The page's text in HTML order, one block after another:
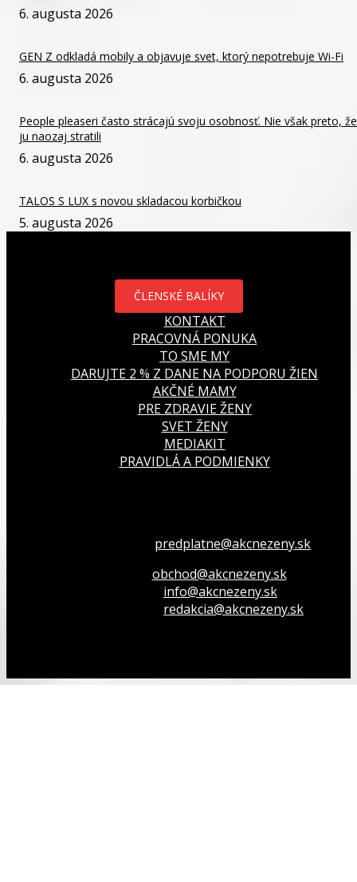
6. augusta 2026
GEN Z odkladá mobily a objavuje svet, ktorý nepotrebuje Wi-Fi
6. augusta 2026
People pleaseri často strácajú svoju osobnosť. Nie však preto,
ju naozaj stratili
6. augusta 2026
TALOS S LUX s novou skladacou korbičkou
5. augusta 2026
ČLENSKÉ BALÍKY
KONTAKT
PRACOVNÁ PONUKA
TO SME MY
DARUJTE 2 % Z DANE NA PODPORU ŽIEN
AKČNÉ MAMY
PRE ZDRAVIE ŽENY
SVET ŽENY
MEDIAKIT
PRAVIDLÁ A PODMIENKY
predplatne@akcnezeny.sk
obchod@akcnezeny.sk
info@akcnezeny.sk
redakcia@akcnezeny.sk